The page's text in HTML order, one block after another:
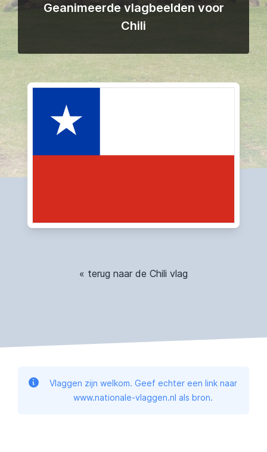
Geanimeerde vlagbeelden voor
Chili
« terug naar de Chili vlag
Vlaggen zijn welkom. Geef echter een link naar
www.nationale-vlaggen.nl als bron.